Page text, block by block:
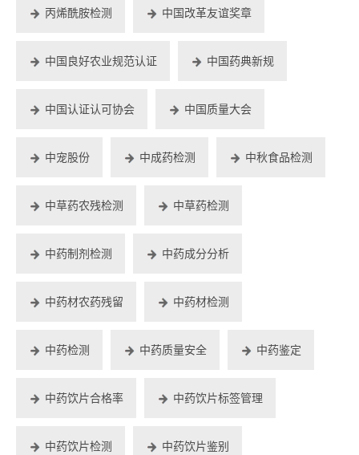
丙烯酰胺检测 中国改革友谊奖章
中国良好农业规范认证 中国药典新规
中国认证认可协会 中国质量大会
中宠股份 中成药检测 中秋食品检测
中草药农残检测 中草药检测
中药制剂检测 中药成分分析
中药材农药残留 中药材检测
中药检测 中药质量安全 中药鉴定
中药饮片合格率 中药饮片标签管理
中药饮片检测 中药饮片鉴别